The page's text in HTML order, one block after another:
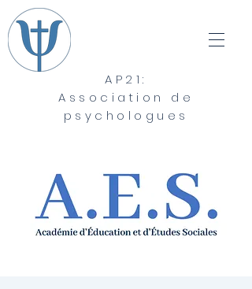
AP21:
Association de
psychologues